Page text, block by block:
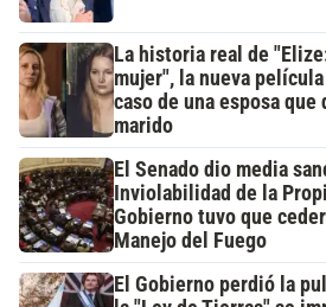
La historia real de
mujer", la nueva
caso de una esposa que
marido
El Senado dio media
Inviolabilidad de la
Gobierno tuvo que
Manejo del Fuego
El Gobierno perdió la